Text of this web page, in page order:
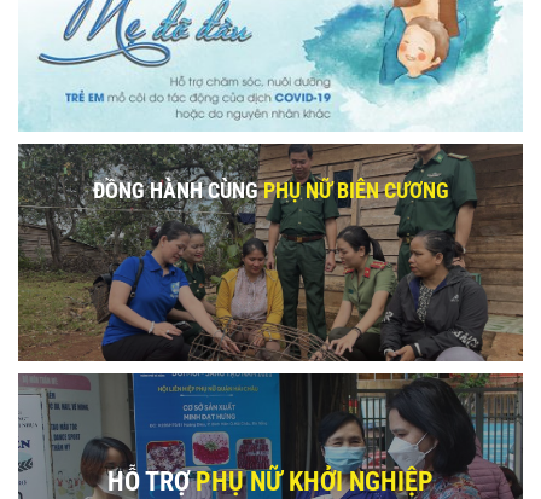
ĐỒNG HÀNH CÙNGPHỤ NỮ BIÊN CƯƠNG
HỖ TRỢPHỤ NỮ KHỞI NGHIỆP